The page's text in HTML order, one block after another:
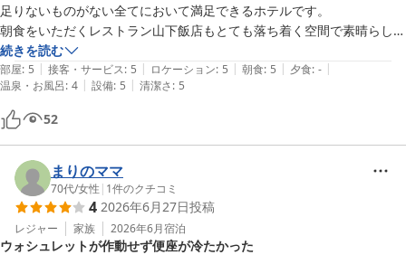
足りないものがない全てにおいて満足できるホテルです。
朝食をいただくレストラン山下飯店もとても落ち着く空間で素晴らしか
ったです。
続きを読む
部屋: 5 | 接客・サービス: 5 | ロケーション: 5 | 朝食: 5 | 夕食: - |
温泉・お風呂: 4 | 設備: 5 | 清潔さ: 5
52
まりのママ
70代/女性 | 1件のクチコミ
4 2026年6月27日投稿
レジャー 家族 2026年6月宿泊
ウォシュレットが作動せず便座が冷たかった